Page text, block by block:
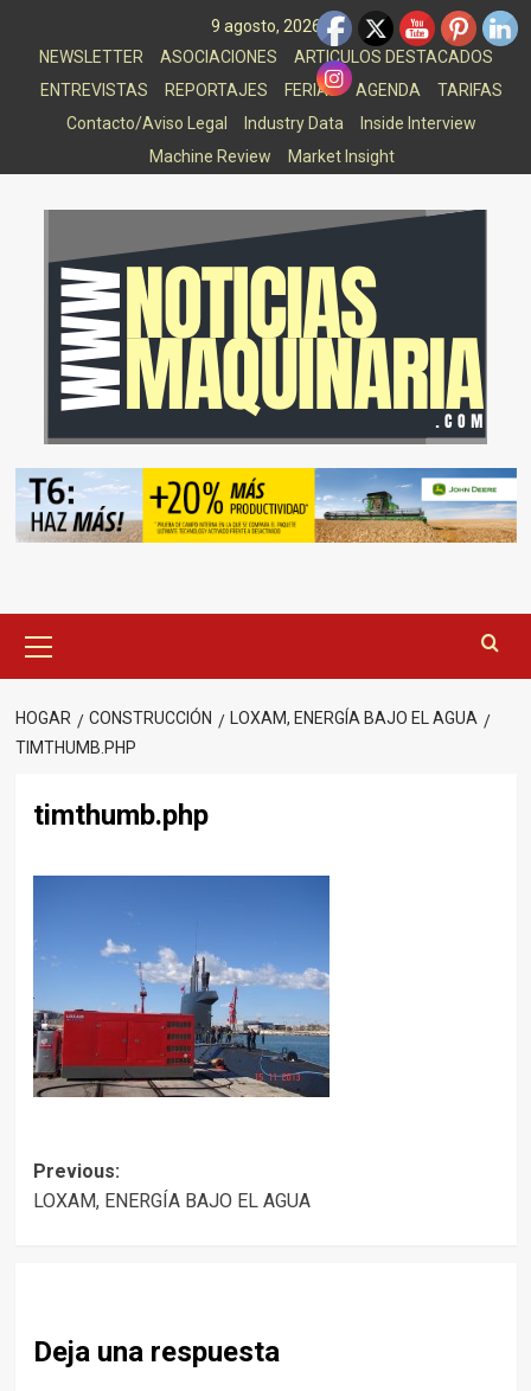
9 agosto, 2026
NEWSLETTER
ASOCIACIONES
ARTICULOS DESTACADOS
ENTREVISTAS
REPORTAJES FERIAS AGENDA
TARIFAS
Contacto/Aviso Legal
Industry Data
Inside Interview
Machine Review
Market Insight
principal
HOGAR CONSTRUCCIÓN
LOXAM, ENERGÍA BAJO EL AGUA
TIMTHUMB.PHP
timthumb.php
Post
Previous:
LOXAM, ENERGÍA BAJO EL AGUA
Deja una respuesta